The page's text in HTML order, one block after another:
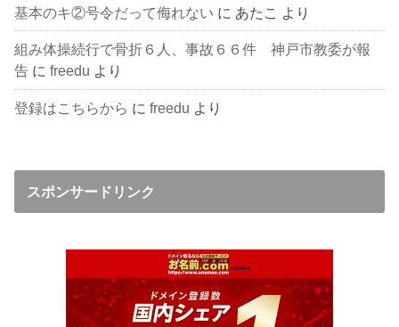
基本のキ②号令だって侮れない に あたこ より
組み体操続行で骨折６人、事故６６件 神戸市教委が報
告 にfreedu より
登録はこちらから にfreedu より
スポンサードリンク